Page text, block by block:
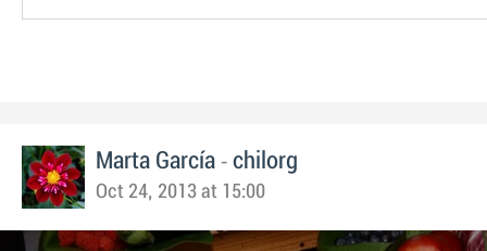
Marta García - chilorg
Oct 24, 2013 at 15:00